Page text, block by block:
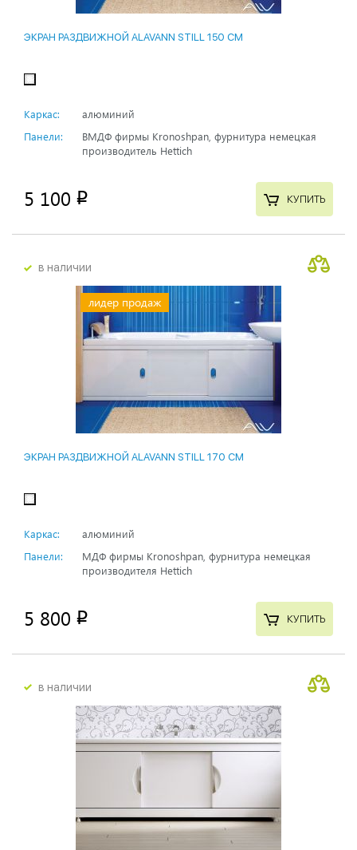
ЭКРАН РАЗДВИЖНОЙ ALAVANN STILL 150 СМ
Каркас:
алюминий
Панели:
ВМДФ фирмы Kronoshpan, фурнитура немецкая
производитель Hettich
5 100 p КУПИТЬ
в наличии
лидер продаж
ЭКРАН РАЗДВИЖНОЙ ALAVANN STILL 170 СМ
Каркас:
алюминий
Панели:
МДФ фирмы Kronoshpan, фурнитура немецкая
производителя Hettich
5 800 p КУПИТЬ
в наличии